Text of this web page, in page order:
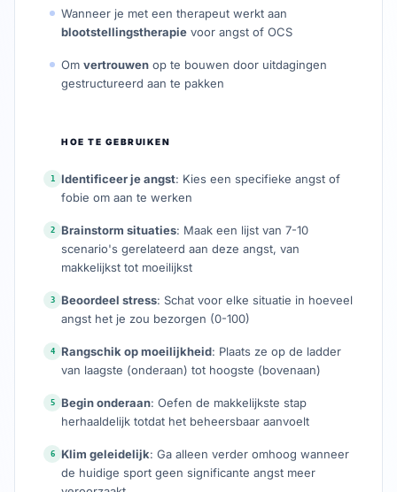
Wanneer je met een therapeut werkt aan
blootstellingstherapie voor angst of OCS
Om vertrouwen op te bouwen door uitdagingen
gestructureerd aan te pakken
HOE TE GEBRUIKEN
1 Identificeer je angst: Kies een specifieke angst of
fobie om aan te werken
2 Brainstorm situaties: Maak een lijst van 7-10
scenario's gerelateerd aan deze angst, van
makkelijkst tot moeilijkst
3 Beoordeel stress: Schat voor elke situatie in hoeveel
angst het je zou bezorgen (0-100)
4 Rangschik op moeilijkheid: Plaats ze op de ladder
van laagste (onderaan) tot hoogste (bovenaan)
5 Begin onderaan: Oefen de makkelijkste stap
herhaaldelijk totdat het beheersbaar aanvoelt
6 Klim geleidelijk: Ga alleen verder omhoog wanneer
de huidige sport geen significante angst meer